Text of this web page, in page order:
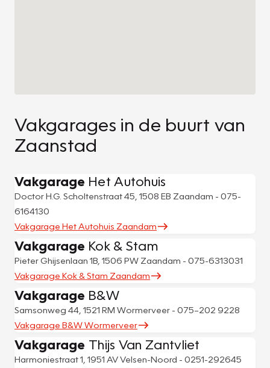
Vakgarages in de buurt van
Zaanstad
Vakgarage Het Autohuis
Doctor H.G. Scholtenstraat 45, 1508 EB Zaandam - 075-
6164130
Vakgarage Het Autohuis Zaandam
Vakgarage Kok & Stam
Pieter Ghijsenlaan 1B, 1506 PW Zaandam - 075-6313031
Vakgarage Kok & Stam Zaandam
Vakgarage B&W
Samsonweg 44, 1521 RM Wormerveer - 075–202 9228
Vakgarage B&W Wormerveer
Vakgarage Thijs Van Zantvliet
Harmoniestraat 1, 1951 AV Velsen-Noord - 0251-292645